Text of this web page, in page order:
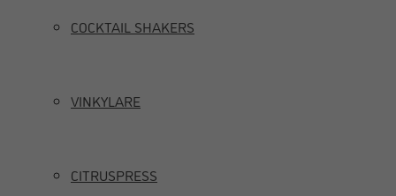
COCKTAIL SHAKERS
VINKYLARE
CITRUSPRESS